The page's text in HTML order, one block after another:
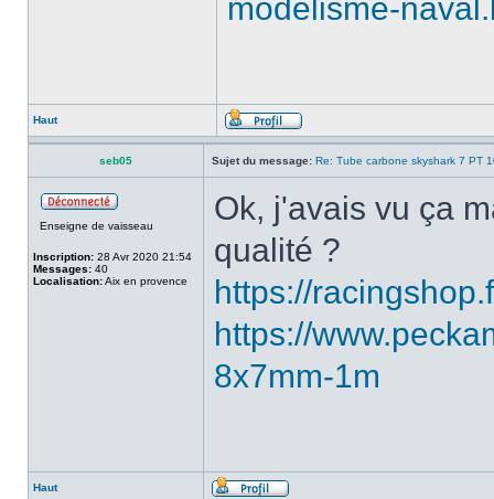
modelisme-
Haut
seb05 Sujet du message: Re: Tube carbone skyshark 7 PT
Enseigne de vaisseau
Inscription: 28 Avr 2020 21:54
Messages: 40
Localisation:Aix en provence
Ok, j'avais vu ça
qualité ?
https://
https://
8x7mm-1m
Haut